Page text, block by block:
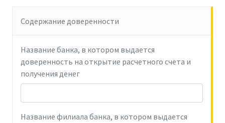
Содержание доверенности
Название банка, в котором выдается
доверенность на открытие расчетного счета и
получения денег
Название филиала банка, в котором выдается